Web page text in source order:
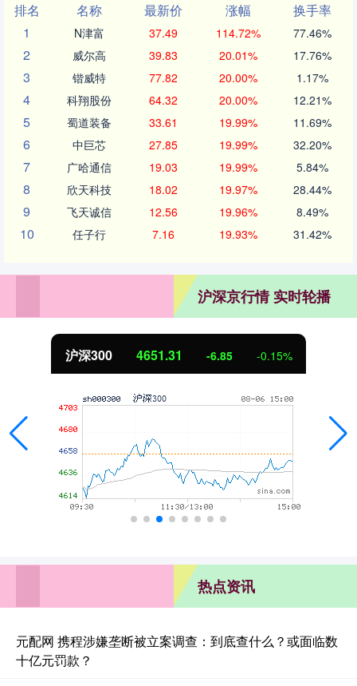
排名
名称 最新价 涨幅
换手率
1
N津富 37.49 114.72% 77.46%
2 威尔高 39.83 20.01% 17.76%
3 锴威特 77.82 20.00% 1.17%
4 科翔股份 64.32 20.00% 12.21%
5 蜀道装备 33.61 19.99% 11.69%
6 中巨芯 27.85 19.99% 32.20%
7 广哈通信 19.03 19.99% 5.84%
8 欣天科技 18.02 19.97% 28.44%
9 飞天诚信 12.56 19.96% 8.49%
10 任子行 7.16 19.93% 31.42%
沪深京行情 实时轮播
北证50 1122.88 3.42 0.30%
热点资讯
元配网 携程涉嫌垄断被立案调查：到底查什么？或面临数
十亿元罚款？